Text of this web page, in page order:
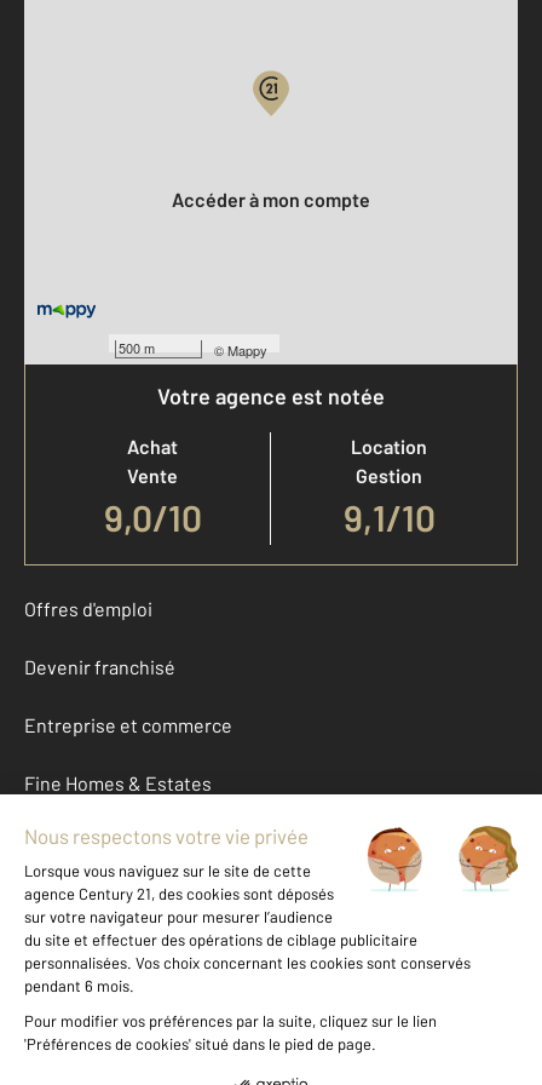
500 m ©Mappy
Accéder à mon compte
Votre agence est notée
Achat
Vente
9,0/10
Location
Gestion
9,1/10
Offres d'emploi
Devenir franchisé
Entreprise et commerce
Fine Homes & Estates
À propos
International
Nous contacter